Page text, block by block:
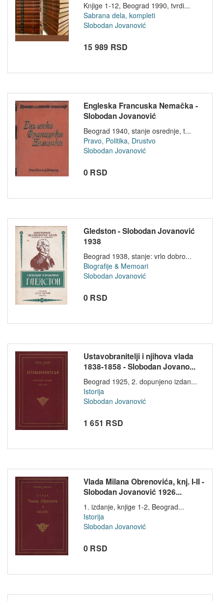
Knjige 1-12, Beograd 1990, tvrdi...
Sabrana dela, kompleti
Slobodan Jovanović
15 989 RSD
Engleska Francuska Nemačka -
Slobodan Jovanović
Beograd 1940, stanje osrednje, t...
Pravo, Politika, Drustvo
Slobodan Jovanović
0 RSD
Gledston - Slobodan Jovanović
1938
Beograd 1938, stanje: vrlo dobro...
Biografije & Memoari
Slobodan Jovanović
0 RSD
Ustavobranitelji i njihova vlada
1838-1858 - Slobodan Jovano...
Beograd 1925, 2. dopunjeno izdan...
Istorija
Slobodan Jovanović
1 651 RSD
Vlada Milana Obrenovića, knj. I-II -
Slobodan Jovanović 1926...
1. izdanje, knjige 1-2, Beograd...
Istorija
Slobodan Jovanović
0 RSD